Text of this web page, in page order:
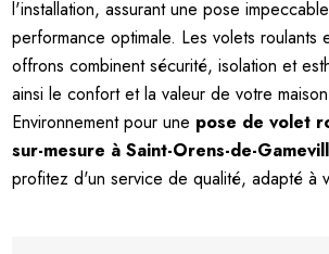
l'installation, assurant une pose
performance optimale. Les volets roulants
offrons combinent sécurité, isolation et
ainsi le confort et la valeur de votre
Environnement pour une pose de volet
sur-mesure à Saint-Orens-de-
profitez d'un service de qualité, adapté à